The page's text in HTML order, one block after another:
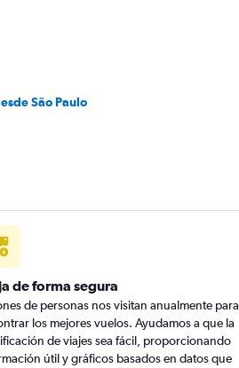
São Paulo
de forma segura
de personas nos visitan anualmente para
los mejores vuelos. Ayudamos a que la
de viajes sea fácil, proporcionando
útil y gráficos basados en datos que